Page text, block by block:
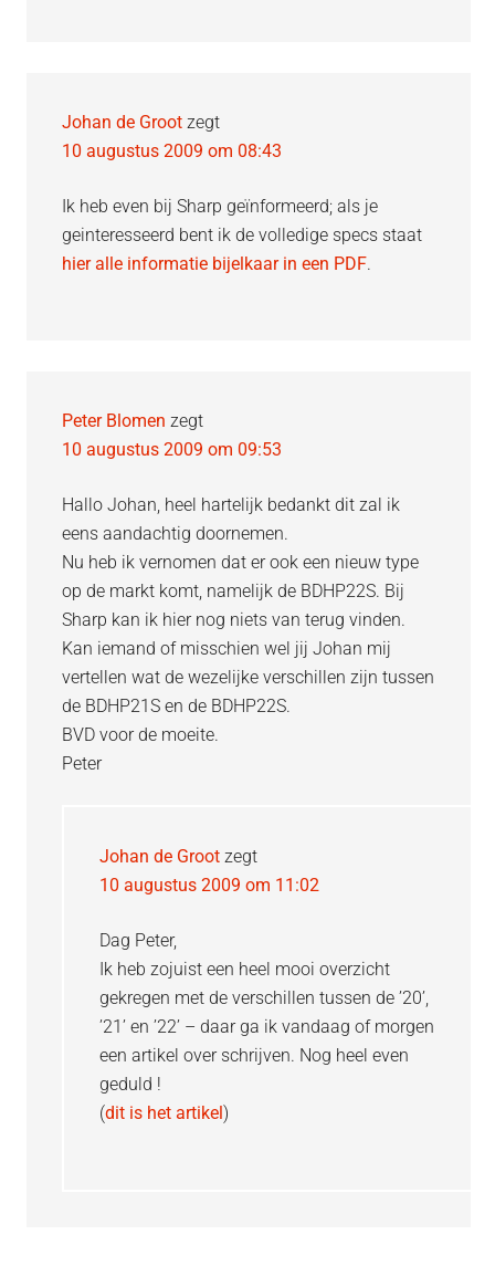
Johan de Groot zegt
10 augustus 2009 om 08:43
Ik heb even bij Sharp geïnformeerd; als je
geinteresseerd bent ik de volledige specs staat
hier alle informatie bijelkaar in een PDF.
Peter Blomen zegt
10 augustus 2009 om 09:53
Hallo Johan, heel hartelijk bedankt dit zal ik
eens aandachtig doornemen.
Nu heb ik vernomen dat er ook een nieuw type
op de markt komt, namelijk de BDHP22S. Bij
Sharp kan ik hier nog niets van terug vinden.
Kan iemand of misschien wel jij Johan mij
vertellen wat de wezelijke verschillen zijn tussen
de BDHP21S en de BDHP22S.
BVD voor de moeite.
Peter
Johan de Groot zegt
10 augustus 2009 om 11:02
Dag Peter,
Ik heb zojuist een heel mooi overzicht
gekregen met de verschillen tussen de ’20’,
’21’ en ’22’ – daar ga ik vandaag of morgen
een artikel over schrijven. Nog heel even
geduld !
(dit is het artikel)